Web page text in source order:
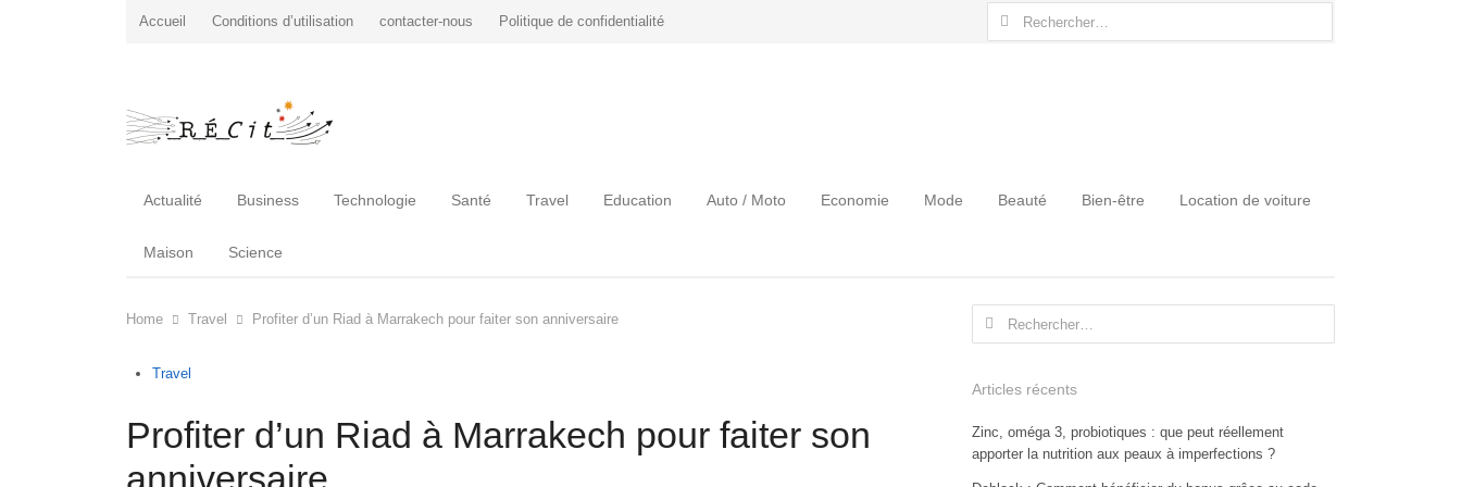
Accueil Conditions d’utilisation contacter-nous Politique de confidentialité Rechercher :
Actualité Business Technologie Santé Travel Education Auto / Moto Economie Mode Beauté Bien-être Location de voiture
Maison Science
Home Travel Profiter d’un Riad à Marrakech pour faiter son anniversaire
Travel
Profiter d’un Riad à Marrakech pour faiter son
anniversaire
Rechercher :
Articles récents
Zinc, oméga 3, probiotiques : que peut réellement
apporter la nutrition aux peaux à imperfections ?